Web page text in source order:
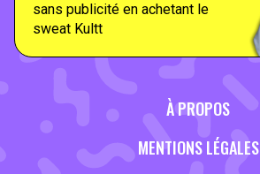
sans publicité en achetant le
sweat Kultt
À PROPOS
MENTIONS LÉGALES